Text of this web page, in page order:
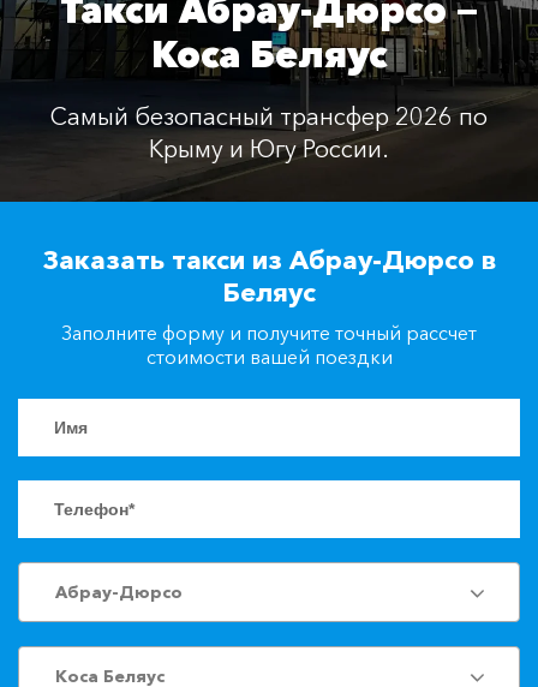
Отзывы
Контакты
+7(861)217-90-04
Заказать такси
Такси Абрау-Дюрсо —
Коса Беляус
Самый безопасный трансфер 2026 по
Крыму и Югу России.
Заказать такси из Абрау-Дюрсо в
Беляус
Заполните форму и получите точный рассчет
стоимости вашей поездки
Абрау-Дюрсо
Коса Беляус